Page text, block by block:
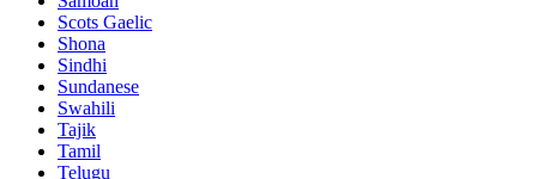
Scots Gaelic
Shona
Sindhi
Sundanese
Swahili
Tajik
Tamil
Telugu